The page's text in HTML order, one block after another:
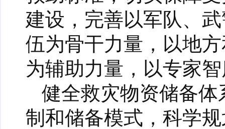
建设，完善以军队、
伍为骨干力量，以地
为辅助力量，以专家
健全救灾物资储备
制和储备模式，科学